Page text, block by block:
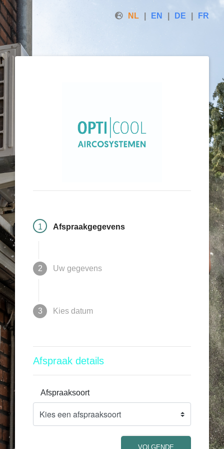
NL EN DE FR
1 Afspraakgegevens
2 Uw gegevens
3 Kies datum
Afspraak details
Afspraaksoort